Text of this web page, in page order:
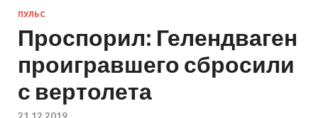
ПУЛЬС
Проспорил: Гелендваген
проигравшего сбросили
с вертолета